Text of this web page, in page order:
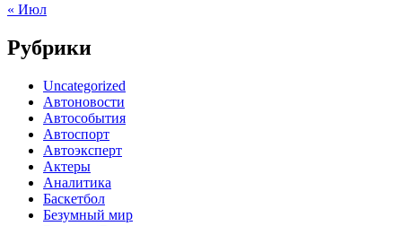
« Июл
Рубрики
Uncategorized
Автоновости
Автособытия
Автоспорт
Автоэксперт
Актеры
Аналитика
Баскетбол
Безумный мир